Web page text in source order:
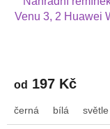
Venu 3, 2 Huawei
od 197 Kč
černá bílá